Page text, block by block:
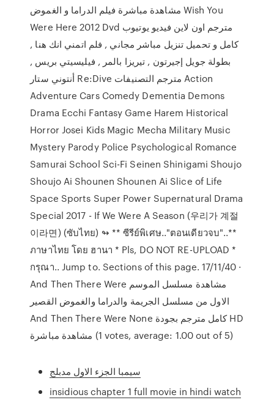
مشاهدة مباشرة فيلم الدراما و الغموض Wish You
Were Here 2012 Dvd مترجم اون لاين فيديو يوتيوب
كامل و تحميل تنزيل مباشر مجاني , فلم اتمني انك هنا ,
بطولة جويل إجيرتون , تيريزا بالمر , فيليسيتي بريس ,
أنتوني ستار Re:Dive مترجم التصنيفات Action
Adventure Cars Comedy Dementia Demons
Drama Ecchi Fantasy Game Harem Historical
Horror Josei Kids Magic Mecha Military Music
Mystery Parody Police Psychological Romance
Samurai School Sci-Fi Seinen Shinigami Shoujo
Shoujo Ai Shounen Shounen Ai Slice of Life
Space Sports Super Power Supernatural Drama
Special 2017 - If We Were A Season (우리가 계절
이라면) (ซับไทย) ↬ ** ซีรีย์พิเศษ.."ตอนเดียวจบ"..**
ภาษาไทย โดย ฮานา * Pls, DO NOT RE-UPLOAD *
กรุณา.. Jump to. Sections of this page. 17/11/40 ·
And Then There Were مشاهدة مسلسل الموسم
الاول من مسلسل الجريمة والدراما والغموض القصير
And Then There Were None كامل مترجم بجودة HD
مشاهدة مباشرة (1 votes, average: 1.00 out of 5)
سيمبا الجزء الاول مدبلج
insidious chapter 1 full movie in hindi watch